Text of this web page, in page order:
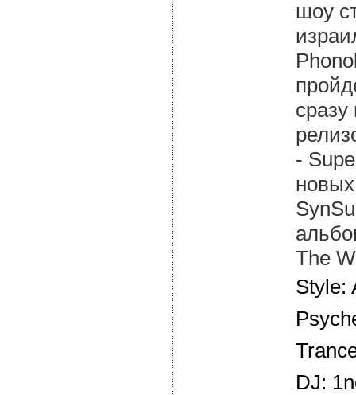
шоу
сразу
-
новых
The
Style:
DJ: